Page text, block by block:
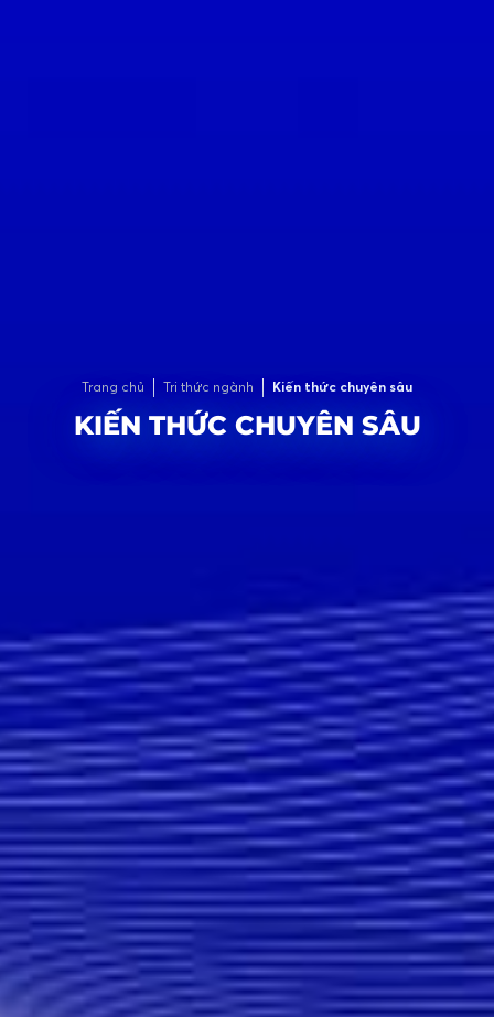
Trang chủ Tri thức ngành Kiến thức chuyên sâu
KIẾN THỨC CHUYÊN SÂU